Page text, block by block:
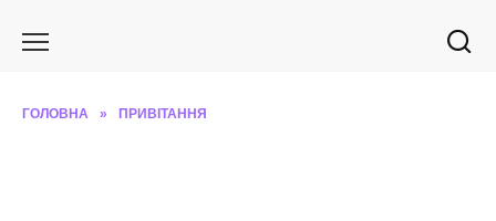
ГОЛОВНА » ПРИВІТАННЯ